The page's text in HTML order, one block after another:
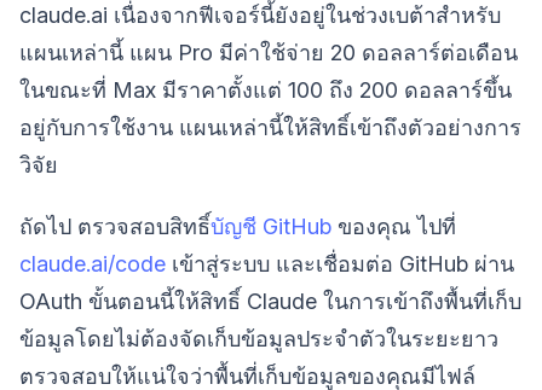
claude.ai เนื่องจากฟีเจอร์นี้ยังอยู่ในช่วงเบต้าสำหรับ
แผนเหล่านี้ แผน Pro มีค่าใช้จ่าย 20 ดอลลาร์ต่อเดือน
ในขณะที่ Max มีราคาตั้งแต่ 100 ถึง 200 ดอลลาร์ขึ้น
อยู่กับการใช้งาน แผนเหล่านี้ให้สิทธิ์เข้าถึงตัวอย่างการ
วิจัย
ถัดไป ตรวจสอบสิทธิ์บัญชี GitHub ของคุณ ไปที่
claude.ai/code เข้าสู่ระบบ และเชื่อมต่อ GitHub ผ่าน
OAuth ขั้นตอนนี้ให้สิทธิ์ Claude ในการเข้าถึงพื้นที่เก็บ
ข้อมูลโดยไม่ต้องจัดเก็บข้อมูลประจำตัวในระยะยาว
ตรวจสอบให้แน่ใจว่าพื้นที่เก็บข้อมูลของคุณมีไฟล์